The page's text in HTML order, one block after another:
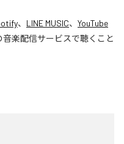
、 LINE MUSIC、 YouTube
音楽配信サービスで聴くこと